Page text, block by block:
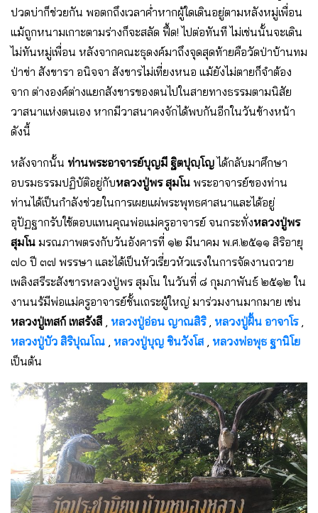
ปวดบ่าก็ช่วยกัน พอตกถึงเวลาค่ำหากผู้ใดเดินอยู่ตามหลังหมู่เพื่อน
แม้ถูกหนามเกาะตามร่างก็จะสลัด ฟึ้ด! ไปต่อทันที ไม่เช่นนั้นจะเดิน
ไม่ทันหมู่เพื่อน หลังจากคณะธุดงค์มาถึงจุดสุดท้ายคือวัดป่าบ้านทม
ป่าข่า สังขารา อนิจจา สังขารไม่เที่ยงหนอ แม้ยังไม่ตายก็จําต้อง
จาก ต่างองค์ต่างแยกสังขารของตนไปในสายทางธรรมตามนิสัย
วาสนาแห่งตนเอง หากมีวาสนาคงจักได้พบกันอีกในวันข้างหน้า
ดังนี้
หลังจากนั้น ท่านพระอาจารย์บุญมี ฐิตปุญฺโญได้กลับมาศึกษา
อบรมธรรมปฏิบัติอยู่กับหลวงปู่พร สุมโน พระอาจารย์ของท่าน
ท่านได้เป็นกำลังช่วยในการเผยแผ่พระพุทธศาสนาและได้อยู่
อุปัฏฐากรับใช้ตอบแทนคุณพ่อแม่ครูอาจารย์ จนกระทั่งหลวงปู่พร
สุมโน มรณภาพตรงกับวันอังคารที่ ๑๒ มีนาคม พ.ศ.๒๕๑๑ สิริอายุ
๗๐ ปี ๓๗ พรรษา และได้เป็นหัวเรี่ยวหัวแรงในการจัดงานถวาย
เพลิงสรีระสังขารหลวงปู่พร สุมโน ในวันที่ ๘ กุมภาพันธ์ ๒๕๑๒ ใน
งานนร้มีพ่อแม่ครูอาจารย์ชั้นเถระผู้ใหญ่ มาร่วมงานมากมาย เช่น
หลวงปู่เทสก์ เทสรังสี หลวงปู่อ่อน ญาณสิริ, หลวงปู่ฝั้น อาจาโร,
หลวงปู่บัว สิริปุณโณ หลวงปู่บุญ ชินวังโส หลวงพ่อพุธ ฐานิโย
เป็นต้น